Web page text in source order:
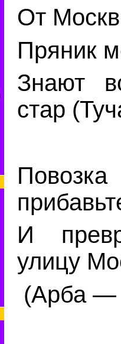
От
Пряник
Знают
стар
Повозка
И
улицу
(Арба —